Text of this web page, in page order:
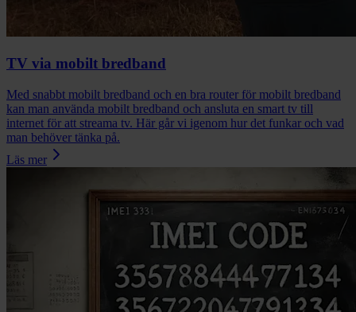
TV via mobilt bredband
Med snabbt mobilt bredband och en bra router för mobilt bredband
kan man använda mobilt bredband och ansluta en smart tv till
internet för att streama tv. Här går vi igenom hur det funkar och vad
man behöver tänka på.
Läs mer